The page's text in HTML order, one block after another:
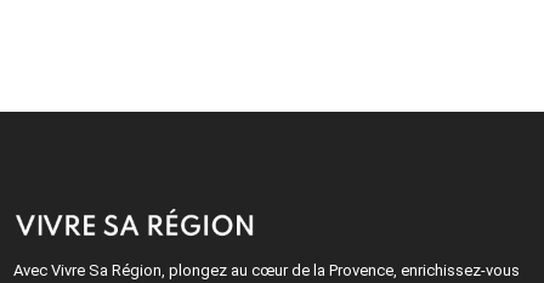
Avec Vivre Sa Région, plongez au cœur de la Provence, enrichissez-vous